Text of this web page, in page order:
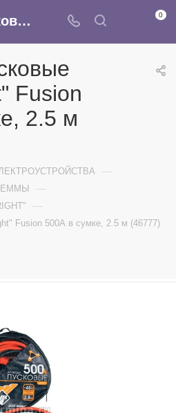
Провода пусковые "Nova Bright" Fusion 500А в сумке, 2.5 м (46777) /20 - купить в интернет-магазине Армина 0
Fusion
2.5 м
—
—
—
Fusion 500А в сумке, 2.5 м (46777)